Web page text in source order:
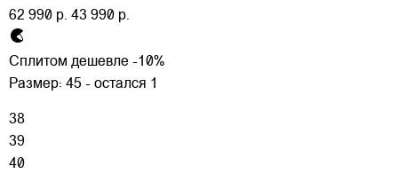
62 990 р. 43 990 р.
Сплитом дешевле -10%
Размер: 45 - остался 1
38
39
40